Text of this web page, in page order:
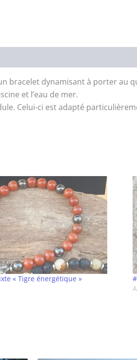
bracelet dynamisant à porter au
et l’eau de mer.
Celui-ci est adapté
« Tigre énergétique »